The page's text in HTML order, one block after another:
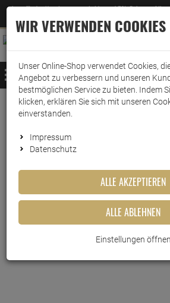
Jetzt für den Newsletter entscheiden und 5% Rabatt auf
–Zum Newsletter
MENÜ
Weiter einkaufen www.wark24.de
Tri Top Sirup Waldmeister 600ml
Tri Top Sirup
600ml
Artikel-Nummer:10013249
WIR VERWENDEN COOKIES
Unser Online-Shop verwendet Cookies,
Angebot zu verbessern und unseren
bestmöglichen Service zu bieten. Indem
klicken, erklären Sie sich mit unseren
einverstanden.
Impressum
Datenschutz
ALLE AKZEPTIEREN
ALLE ABLEHNEN
Einstellungen öffnen